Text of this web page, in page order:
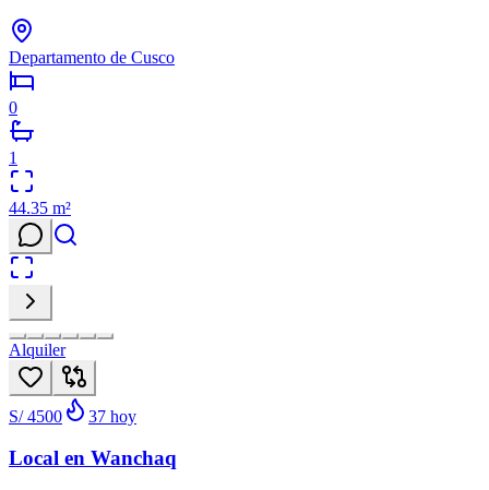
Departamento de Cusco
0
1
44.35 m²
Alquiler
S/ 4500 37 hoy
Local en Wanchaq